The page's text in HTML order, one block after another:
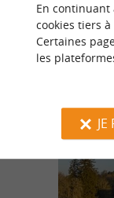
En continuant
cookies tiers
Certaines
les
JE